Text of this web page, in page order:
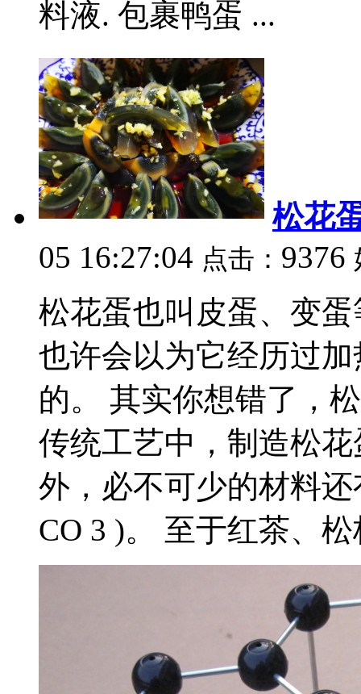
料液. 包裹鸭蛋 ...
松花
05 16:27:04 点击： 9376
松花蛋也叫皮蛋、变
也许会以为它经历过
的。 其实你想错了，
传统工艺中，制造松
外，必不可少的材料
CO 3 )。 至于红茶、松